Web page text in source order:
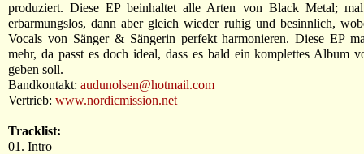
produziert. Diese EP beinhaltet alle Arten von Black Metal;
erbarmungslos, dann aber gleich wieder ruhig und besinnlich,
Vocals von Sänger & Sängerin perfekt harmonieren. Diese EP
mehr, da passt es doch ideal, dass es bald ein komplettes Album
geben soll.
Bandkontakt: audunolsen@hotmail.com
Vertrieb: www.nordicmission.net
Tracklist:
01. Intro